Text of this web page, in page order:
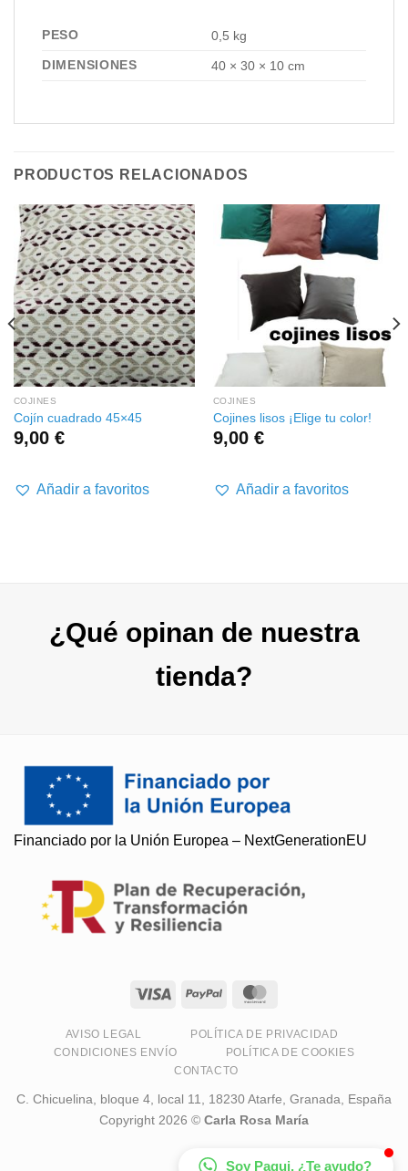
PESO
0,5 kg
DIMENSIONES
40 × 30 × 10 cm
PRODUCTOS RELACIONADOS
COJINES
Cojín cuadrado 45×45
9,00 €
Añadir a favoritos
COJINES
Cojines lisos ¡Elige tu color!
9,00 €
Añadir a favoritos
¿Qué opinan de nuestra
tienda?
Financiado por la Unión Europea – NextGenerationEU
AVISO LEGAL
POLÍTICA DE PRIVACIDAD
CONDICIONES ENVÍO
POLÍTICA DE COOKIES
CONTACTO
C. Chicuelina, bloque 4, local 11, 18230 Atarfe, Granada, España
Copyright 2026 © Carla Rosa María
Soy Paqui, ¿Te ayudo?
Resuelvo todas tus preguntas
Soy Paqui, ¿Te ayudo?